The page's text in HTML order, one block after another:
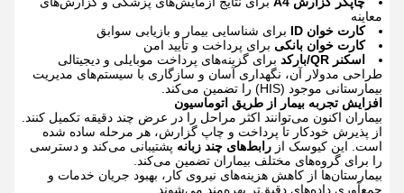
معاینه
کارت خوان ID
برای شناسایی بیمار و بازیابی سوابق
کارت خوان بانکی برای پرداخت و تأیید امن
اسکنر QR/بارکد
برای گزینه‌های پرداخت موبایلی و دیجیتالی
طراحی مدولار آن، نگهداری آسان و سازگاری با سیستم‌های مدیریت
بیمارستانی موجود (HIS) را تضمین می‌کند.
افزایش تجربه بیمار از طریق اتوماسیون
بیماران اکنون می‌توانند اکثر مراحل را در عرض چند دقیقه تکمیل کنند.
از پذیرش خودکار تا پرداخت و چاپ گزارش، هر مرحله ساده شده
است. این کیوسک از رابط‌های چند زبانه پشتیبانی می‌کند و دسترسی
را برای گروه‌های مختلف بیماران تضمین می‌کند.
بیمارستان‌ها از کاهش هزینه‌های نیروی کار، بهبود جریان خدمات و
جمع‌آوری داده‌های دقیق‌تر بهره‌مند می‌شوند.